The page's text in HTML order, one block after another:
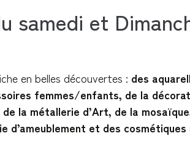
samedi et
en belles découvertes : des
femmes/enfants, de la
la métallerie d’Art, de la
d’ameublement et des cosmétiques